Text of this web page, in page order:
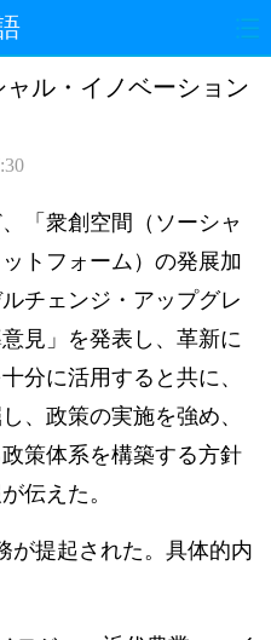
経済
写真
ル・イノベーション
「衆創空間（ソーシャ
トフォーム）の発展加
チェンジ・アップグレ
見」を発表し、革新に
分に活用すると共に、
、政策の実施を強め、
策体系を構築する方針
伝えた。
が提起された。具体的内